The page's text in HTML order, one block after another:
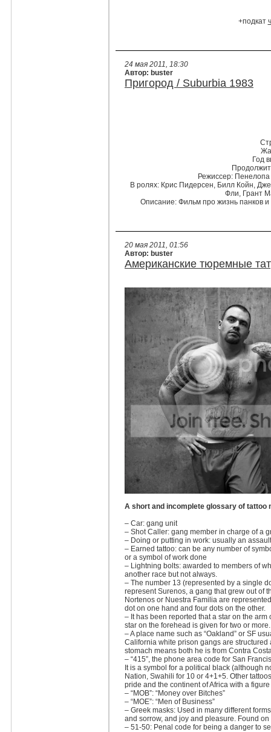
+подкат
24 мая 2011, 18:30
Автор: buster
Пригород / Suburbia 1983
Год
Режиссер:
В ролях: Крис Пидерсен, Билл Койн,
Фли, Грант
Описание: Фильм про жизнь панков и
20 мая 2011, 01:56
Автор: buster
Американские тюремные
A short and incomplete glossary of tattoo
– Car: gang unit
– Shot Caller: gang member in charge of a
– Doing or putting in work: usually an
– Earned tattoo: can be any number of
or a symbol of work done
– Lightning bolts: awarded to members of
another race but not always.
– The number 13 (represented by a single
represent Surenos, a gang that grew out of
Nortenos or Nuestra Familia are
dot on one hand and four dots on the other.
– It has been reported that a star on the
star on the forehead is given for two or more.
– A place name such as “Oakland” or SF
California white prison gangs are structured
stomach means both he is from Contra
– “415”, the phone area code for San
It is a symbol for a political black (although
Nation, Swahili for 10 or 4+1+5. Other
pride and the continent of Africa with a
– “MOB”: “Money over Bitches”
– “MOE”: “Men of Business”
– Greek masks: Used in many different
and sorrow, and joy and pleasure. Found on
– 51-50: Penal code for being a danger to